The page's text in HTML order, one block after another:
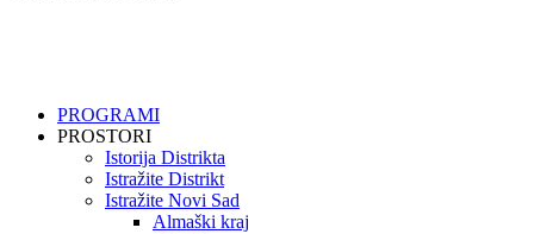
PROGRAMI
PROSTORI
Istorija Distrikta
Istražite Distrikt
Istražite Novi Sad
Almaški kraj